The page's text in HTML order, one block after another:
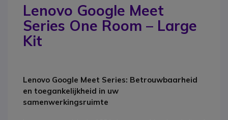
Lenovo Google Meet
Series One Room – Large
Kit
Lenovo Google Meet Series: Betrouwbaarheid
en toegankelijkheid in uw
samenwerkingsruimte